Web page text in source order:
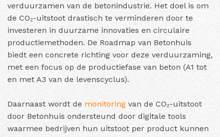
verduurzamen van de betonindustrie. Het doel is om
de CO₂-uitstoot drastisch te verminderen door te
investeren in duurzame innovaties en circulaire
productiemethoden. De Roadmap van Betonhuis
biedt een concrete richting voor deze verduurzaming,
met een focus op de productiefase van beton (A1 tot
en met A3 van de levenscyclus).
Daarnaast wordt de monitoring van de CO₂-uitstoot
door Betonhuis ondersteund door digitale tools
waarmee bedrijven hun uitstoot per product kunnen